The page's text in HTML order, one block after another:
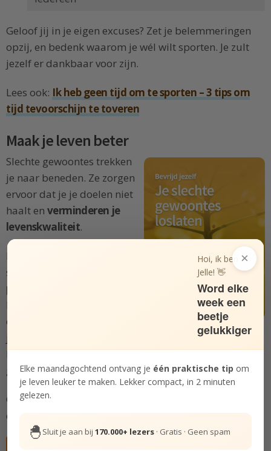
Geloof jij in je eigen excuses? Zet je belemmeringen
opzij, en bedenk waarom je wél wilt sporten. Je zult
jezelf er dankbaar voor zijn.
Lees ook: Ik heb geen tijd om te sporten – 3 tips om
tijd tevoorschijn te toveren
Maak je leven beter
Slechte gewoontes trekken
je naar beneden. Ze zorgen
ervoor dat je je doelen niet
haalt en verminderen je
levenskwaliteit.
samen aan de slag met
praktische stappen
een nieuwe versie van
jezelf vorm te geven, je gewoontes los te laten en een
beter alternatief te vinden voor je onwenselijke
gewoontes.
Ontdek hoe je je leven steeds leuker en leuker maakt
door jezelf te bevrijden van je slechte gewoontes.
×
Hoi, ik ben
Jelle! 👋
Word elke
week een
beetje
gelukkiger
Elke maandagochtend ontvang je één praktische tip om
je leven leuker te maken. Lekker compact, in 2 minuten
gelezen.
🐣 Sluit je aan bij 170.000+ lezers · Gratis · Geen spam